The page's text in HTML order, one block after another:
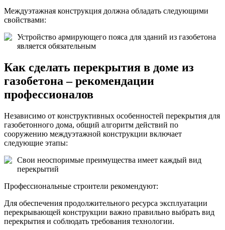
Междуэтажная конструкция должна обладать следующими
свойствами:
Устройство армирующего пояса для зданий из газобетона
является обязательным
Как сделать перекрытия в доме из
газобетона – рекомендации
профессионалов
Независимо от конструктивных особенностей перекрытия для
газобетонного дома, общий алгоритм действий по
сооружению междуэтажной конструкции включает
следующие этапы:
Свои неоспоримые преимущества имеет каждый вид
перекрытий
Профессиональные строители рекомендуют:
Для обеспечения продолжительного ресурса эксплуатации
перекрывающей конструкции важно правильно выбрать вид
перекрытия и соблюдать требования технологии.